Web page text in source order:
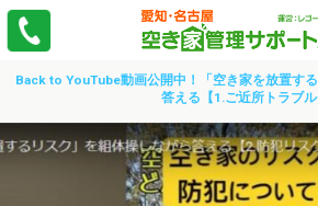
Back to YouTube動画公開中！「空き家を放置す
答える【1.ご近所トラブル